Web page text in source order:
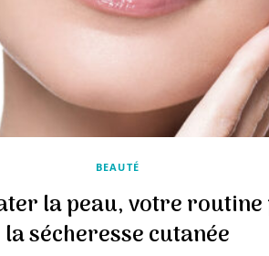
BEAUTÉ
la peau, votre
la sécheresse cutanée